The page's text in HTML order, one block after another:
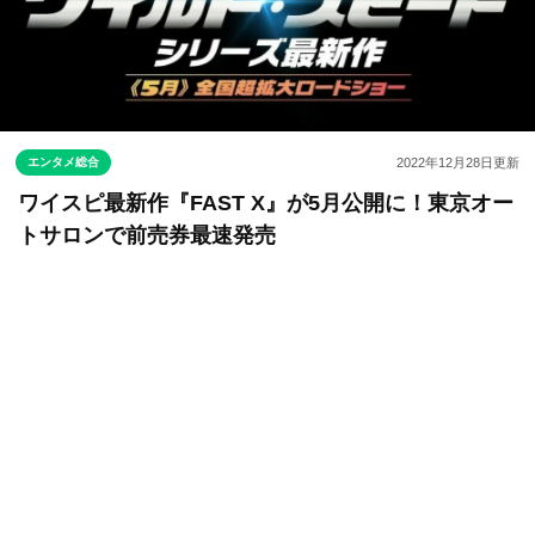
エンタメ総合 2022年12月28日更新
ワイスピ最新作『FAST X』が5月公開に！東京オー
トサロンで前売券最速発売